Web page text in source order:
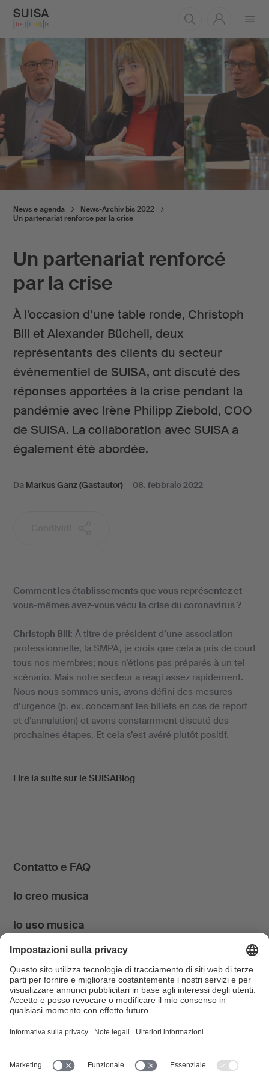
Un partenariat renforcé
par la crise
À l’occasion d’une table ronde, Christoph
Bill et Alexander Bücheli, deux
représentants des clients du secteur
événementiel de SUISA, ont discuté des
réponses apportées à la crise pendant la
pandémie avec Irène Philipp Ziebold, COO
de SUISA. La collaboration avec SUISA a
également été abordée.
News e agenda
News-Archiv bis 2022
Un partenariat renforcé par la crise
Da Markus Ganz (Gastautor)— 08. febbraio 2022
Comment les établissements que vous représentez et
vous-mêmes avez-vous vécu la crise du coronavirus ?
Christoph Bill: À titre de président d’une association
professionnelle, la SMPA, je crois que cela a pris de court
tous nos membres; nous n’étions pas préparés à un tel
scénario. Mais notre secteur a réagi assez rapidement.
Nous nous sommes unis, avons défini des mesures
d’urgence (p. ex. concernant les billets en cas de report
et d’annulation) et avons constamment discuté des
prochaines étapes. Et cela s’est avéré plutôt positif.
Lire la suite sur le SUISABlog
Contatto e FAQ
Io creo musica
Io uso musica
News & Agenda
FONDATION SUISA ↗
FacebookInstagram YouTube